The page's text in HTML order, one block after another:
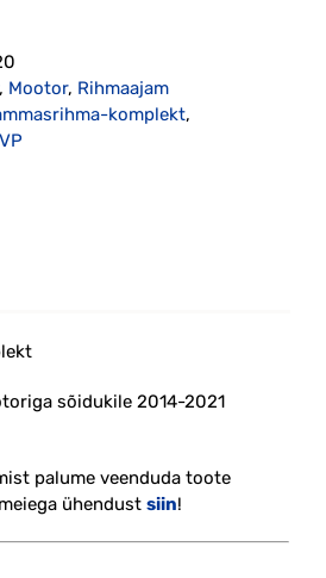
, Mootor, Rihmaajam
komplekt,
sõidukile 2014-2021
palume veenduda toote
ühendust siin!